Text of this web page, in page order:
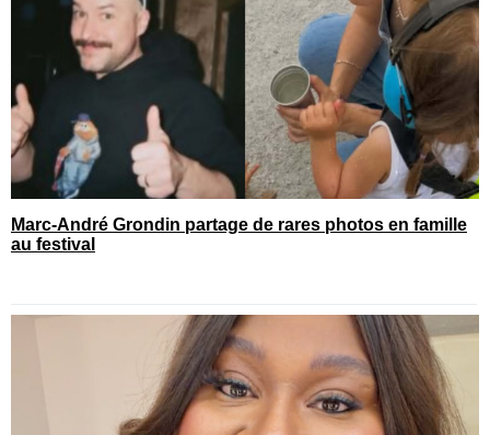
Marc-André Grondin partage de rares photos en famille
au festival